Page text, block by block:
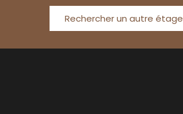
Rechercher un autre étage